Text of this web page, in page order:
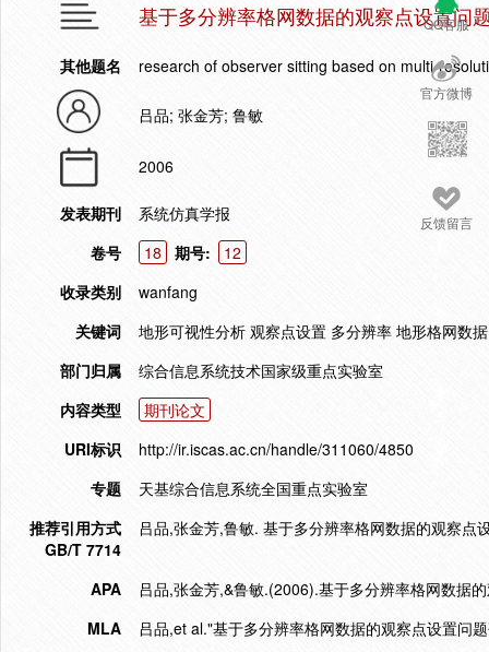
QQ客服
官方微博
反馈留言
基于多分辨率格网数据的观察点设置问
其他题名 research of observer sitting based on multi-
吕品; 张金芳; 鲁敏
2006
发表期刊
系统仿真学报
卷号
18 期号:
12
收录类别
wanfang
关键词
地形可视性分析 观察点设置 多分辨率 地形格网数据
部门归属
综合信息系统技术国家级重点实验室
内容类型
期刊论文
URI标识
http://ir.iscas.ac.cn/handle/311060/4850
专题
天基综合信息系统全国重点实验室
推荐引用方式
GB/T 7714
吕品,张金芳,鲁敏. 基于多分辨率格网数据的观察
APA
吕品,张金芳,&鲁敏.(2006).基于多分辨率格网数据
MLA
吕品,et al."基于多分辨率格网数据的观察点设置问